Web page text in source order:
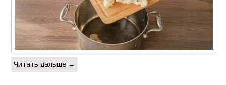
Читать дальше →